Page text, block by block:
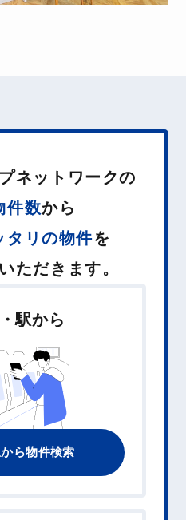
ネットワークの
件数から
タ リの物件を
ただきます。
駅から
ら物件検索